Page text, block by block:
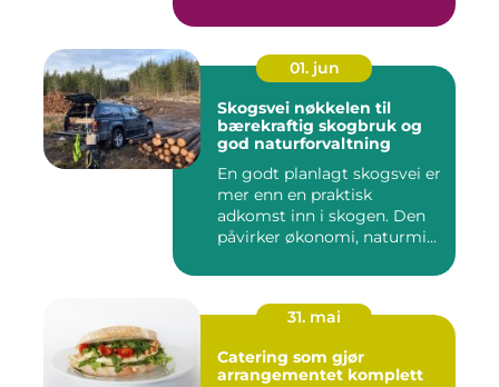
01. jun
Skogsvei nøkkelen til
bærekraftig skogbruk og
god naturforvaltning
En godt planlagt skogsvei er
mer enn en praktisk
adkomst inn i skogen. Den
påvirker økonomi, naturmi...
31. mai
Catering som gjør
arrangementet komplett